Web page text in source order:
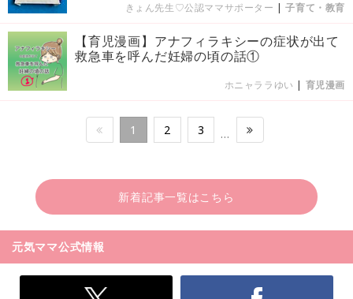
きょん先生♡公認ママサポーター |子育て・教育
【育児漫画】アナフィラキシーの症状が出て
救急車を呼んだ妊婦の頃の話①
ホニャララゆい | 育児漫画
1 2 3 …
新着記事一覧はこちら
元気ママ公式情報